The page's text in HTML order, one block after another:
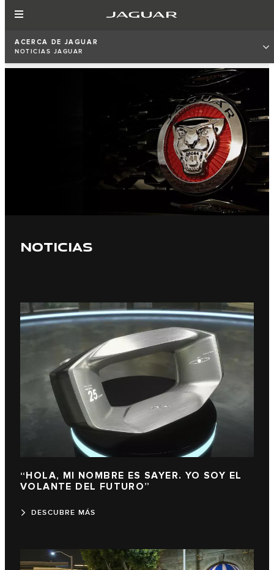
ACERCA DE JAGUAR
NOTICIAS JAGUAR
NOTICIAS
“HOLA, MI NOMBRE ES SAYER. YO SOY EL
VOLANTE DEL FUTURO”
DESCUBRE MÁS